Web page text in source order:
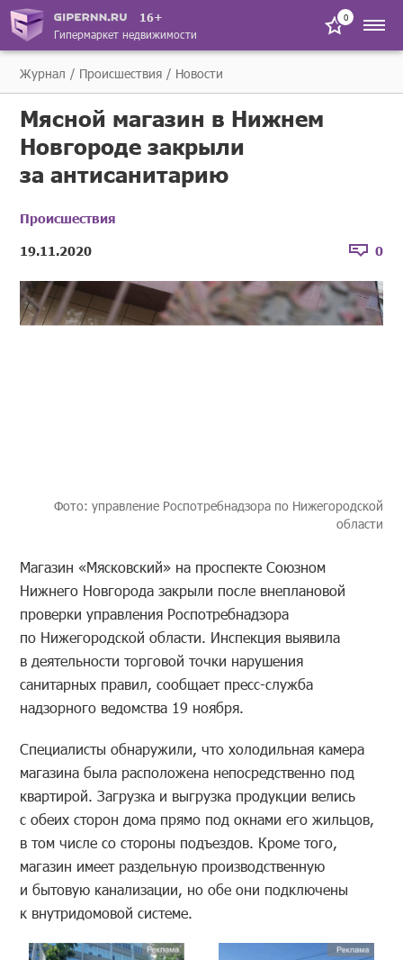
16+
Гипермаркет недвижимости
0
Журнал Происшествия Новости
Мясной магазин в Нижнем
Новгороде закрыли
за антисанитарию
Происшествия
19.11.2020
0
Фото: управление Роспотребнадзора по Нижегородской
области
Магазин «Мясковский» на проспекте Союзном
Нижнего Новгорода закрыли после внеплановой
проверки управления Роспотребнадзора
по Нижегородской области. Инспекция выявила
в деятельности торговой точки нарушения
санитарных правил, сообщает пресс-служба
надзорного ведомства 19 ноября.
Специалисты обнаружили, что холодильная камера
магазина была расположена непосредственно под
квартирой. Загрузка и выгрузка продукции велись
с обеих сторон дома прямо под окнами его жильцов,
в том числе со стороны подъездов. Кроме того,
магазин имеет раздельную производственную
и бытовую канализации, но обе они подключены
к внутридомовой системе.